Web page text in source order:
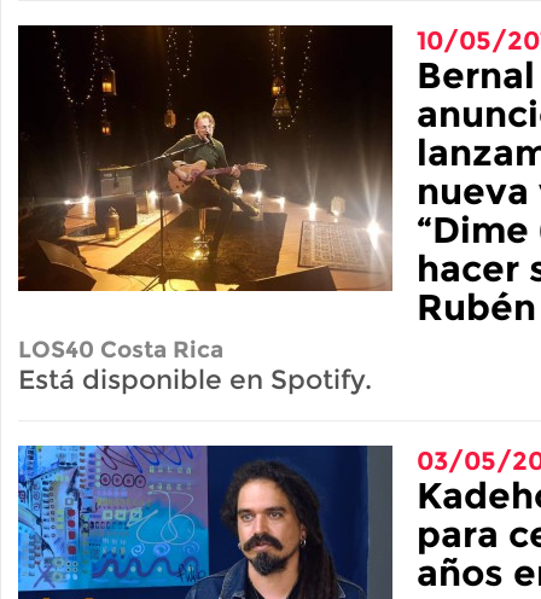
10/05/
nueva
hacer
LOS40 Costa Rica
Está disponible en Spotify.
03/05/
para
años